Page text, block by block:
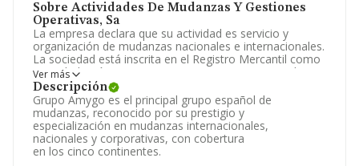
Sobre Actividades De Mudanzas Y Gestiones
Operativas, Sa
La empresa declara que su actividad es servicio y
organización de mudanzas nacionales e internacionales.
La sociedad está inscrita en el Registro Mercantil como
Sociedad Anónima. Tiene CNAE: 4942 - 'Servicios de
mudanza'. La empresa es importadora y exportadora.
Respecto a la posición de la empresa según los niveles
de facturación, en los distintos rankings, INFORMA
facilita la siguiente información: la compañía ha
permanecido en su posición de líder en el ranking de
Ver más
Descripción
Grupo Amygo es el principal grupo español de
mudanzas, reconocido por su prestigio y
especialización en mudanzas internacionales,
nacionales y corporativas, con cobertura
en los cinco continentes.